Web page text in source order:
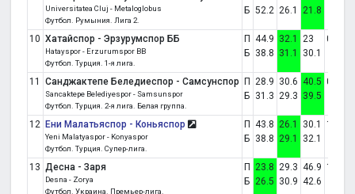
Universitatea Cluj - Metaloglobus
Футбол. Румыния. Лига 2.
Б 52.2 26.1
21.8
10 Хатайспор - Эрзурумспор ББ
Hatayspor - Erzurumspor BB
Футбол. Турция. 1-я лига.
П
Б
44.9
38.8
32.1
31.1
23
30.1
0:0
11 Санджактепе Беледиеспор - Самсунспор
Sancaktepe Belediyespor - Samsunspor
Футбол. Турция. 2-я лига. Белая группа.
П
Б
28.9
31.3
30.6
29.3
40.5
39.5
0:1
12 Ени Малатьяспор - Коньяспор
Yeni Malatyaspor - Konyaspor
Футбол. Турция. Супер-лига.
П
Б
43.8
38.8
26.1
29.1
30.1
32.1
1:1
13 Десна - Заря
Desna - Zorya
Футбол. Украина. Премьер-лига.
П
Б
23.8
26.5
29.3
30.9
46.9
42.6
1:0